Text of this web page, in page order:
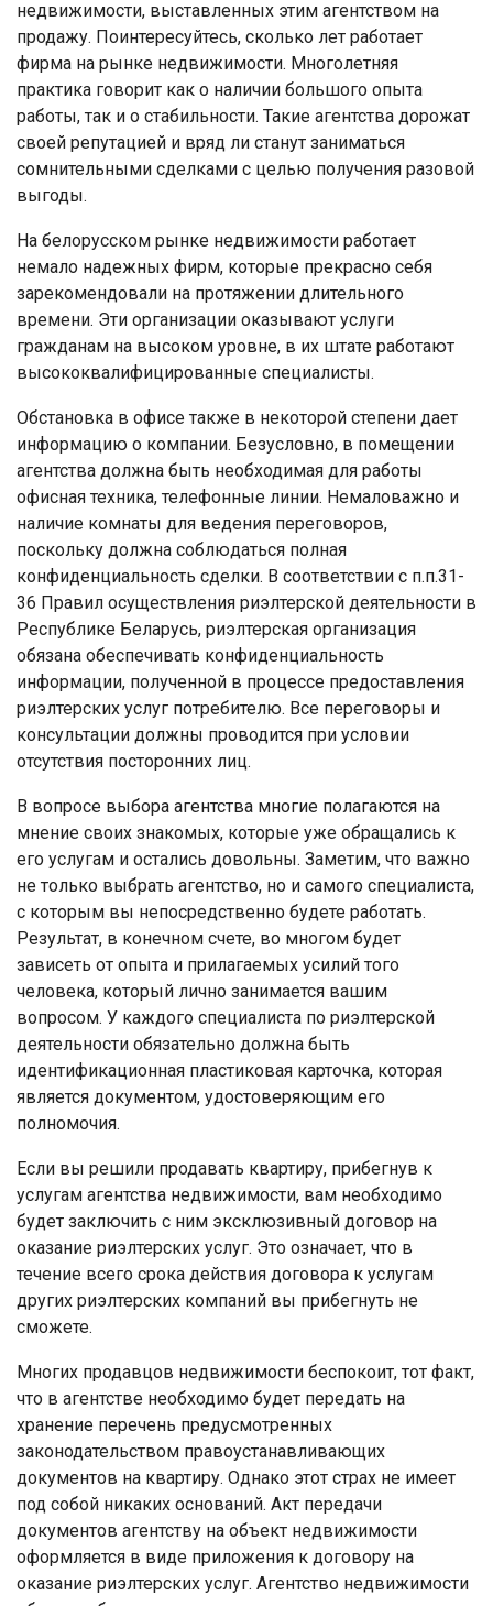
недвижимости, выставленных этим агентством на
продажу. Поинтересуйтесь, сколько лет работает
фирма на рынке недвижимости. Многолетняя
практика говорит как о наличии большого опыта
работы, так и о стабильности. Такие агентства дорожат
своей репутацией и вряд ли станут заниматься
сомнительными сделками с целью получения разовой
выгоды.
На белорусском рынке недвижимости работает
немало надежных фирм, которые прекрасно себя
зарекомендовали на протяжении длительного
времени. Эти организации оказывают услуги
гражданам на высоком уровне, в их штате работают
высококвалифицированные специалисты.
Обстановка в офисе также в некоторой степени дает
информацию о компании. Безусловно, в помещении
агентства должна быть необходимая для работы
офисная техника, телефонные линии. Немаловажно и
наличие комнаты для ведения переговоров,
поскольку должна соблюдаться полная
конфиденциальность сделки. В соответствии с п.п.31-
36 Правил осуществления риэлтерской деятельности в
Республике Беларусь, риэлтерская организация
обязана обеспечивать конфиденциальность
информации, полученной в процессе предоставления
риэлтерских услуг потребителю. Все переговоры и
консультации должны проводится при условии
отсутствия посторонних лиц.
В вопросе выбора агентства многие полагаются на
мнение своих знакомых, которые уже обращались к
его услугам и остались довольны. Заметим, что важно
не только выбрать агентство, но и самого специалиста,
с которым вы непосредственно будете работать.
Результат, в конечном счете, во многом будет
зависеть от опыта и прилагаемых усилий того
человека, который лично занимается вашим
вопросом. У каждого специалиста по риэлтерской
деятельности обязательно должна быть
идентификационная пластиковая карточка, которая
является документом, удостоверяющим его
полномочия.
Если вы решили продавать квартиру, прибегнув к
услугам агентства недвижимости, вам необходимо
будет заключить с ним эксклюзивный договор на
оказание риэлтерских услуг. Это означает, что в
течение всего срока действия договора к услугам
других риэлтерских компаний вы прибегнуть не
сможете.
Многих продавцов недвижимости беспокоит, тот факт,
что в агентстве необходимо будет передать на
хранение перечень предусмотренных
законодательством правоустанавливающих
документов на квартиру. Однако этот страх не имеет
под собой никаких оснований. Акт передачи
документов агентству на объект недвижимости
оформляется в виде приложения к договору на
оказание риэлтерских услуг. Агентство недвижимости